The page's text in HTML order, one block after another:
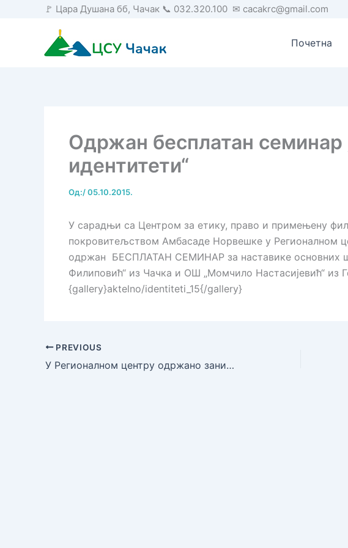
🚩 Цара Душана бб, Чачак 📞 032.320.100 ✉ cacakrc@gmail.com
Почетна
Одржан бесплатан
идентитети“
Од:/05.10.2015.
У сарадњи са Центром за етику, право и примењену
покровитељством Амбасаде Норвешке у Регионалном
одржан БЕСПЛАТАН СЕМИНАР за наставике основних
Филиповић“ из Чачка и ОШ „Момчило Настасијевић“ из
{gallery}aktelno/identiteti_15{/gallery}
PREVIOUS
У Регионалном центру одржано занимљиво предавање „Туризам и туристичка кретања у свету“